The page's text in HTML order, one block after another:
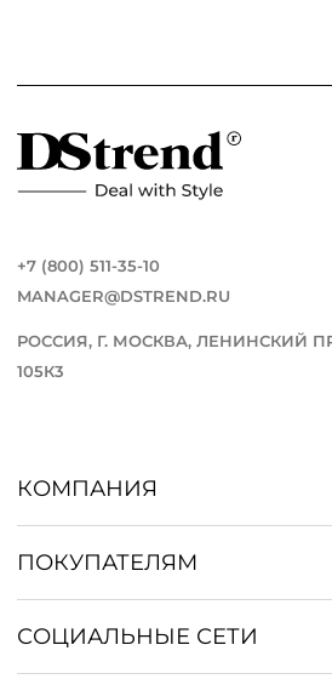
+7 (800) 511-35-10
MANAGER@DSTREND.RU
РОССИЯ, Г. МОСКВА, ЛЕНИНСКИЙ
105К3
КОМПАНИЯ
ПОКУПАТЕЛЯМ
СОЦИАЛЬНЫЕ СЕТИ